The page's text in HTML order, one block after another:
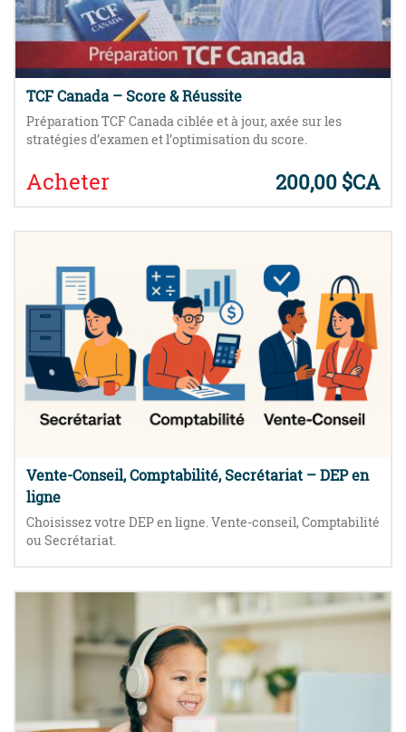
TCF Canada – Score & Réussite
Préparation TCF Canada ciblée et à jour, axée sur les
stratégies d’examen et l’optimisation du score.
Acheter 200,00 $CA
Vente-Conseil, Comptabilité, Secrétariat – DEP en
ligne
Choisissez votre DEP en ligne. Vente-conseil, Comptabilité
ou Secrétariat.